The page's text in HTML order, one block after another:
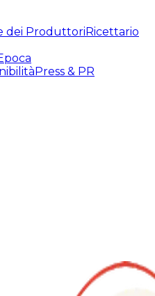
dei ProduttoriRicettario
Press & PR
Esperienze